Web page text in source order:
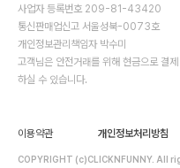
사업자 등록번호 209-81-43420
통신판매업신고 서울성북-0073호
개인정보관리책임자 박수미
고객님은 안전거래를 위해 현금으로 결
하실 수 있습니다.
이용약관 개인정보처리방침
COPYRIGHT (c)CLICKNFUNNY. All